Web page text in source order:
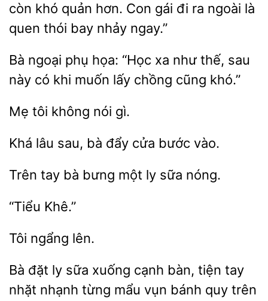
còn
quản hơn. Con gái đi
ngoài là
quen thói bay nhảy ngay.”
ngoại phụ họa: “Học xa như thế, sau
này có
lấy chồng cũng khó.”
tôi nói
Khá lâu bà bước vào.
Trên tay bưng ly nóng.
ly sữa xuống
bàn, tiện tay
nhặt nhạnh từng mẩu vụn bánh quy trên